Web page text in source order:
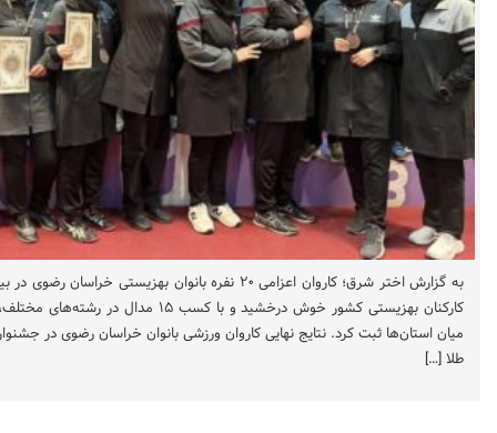
به گزارش اختر شرق؛ کاروان اعزامی ۲۰ نفره بانوان
کارکنان بهزیستی کشور خوش درخشید و با کسب
طلا […]